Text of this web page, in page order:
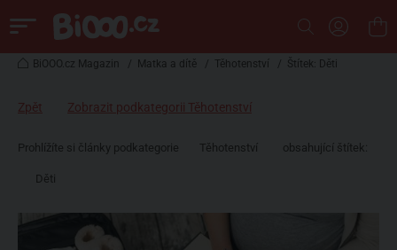
BiOOO.cz Magazin / Matka a dítě / Těhotenství / Štítek: Děti
Zpět Zobrazit podkategorii Těhotenství
Prohlížíte si články podkategorie Těhotenství obsahující štítek:
Děti